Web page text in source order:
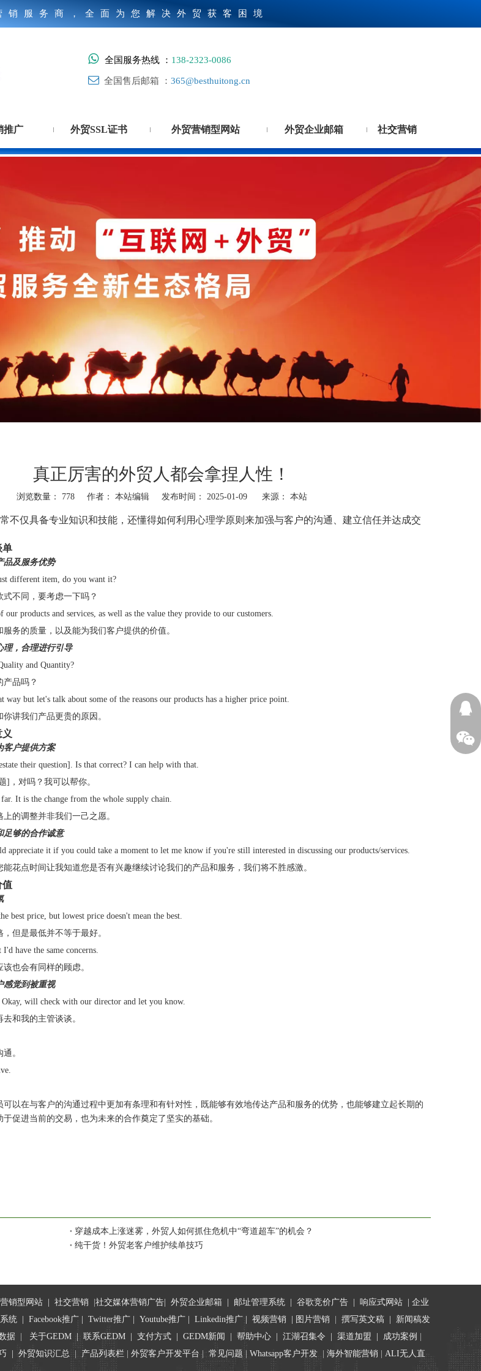
销服务商，全面为您解决外贸获客困境
 全国服务热线 ： 138-2323-0086
 全国售后邮箱 ： 365@besthuitong.cn
推广 外贸SSL证书 外贸营销型网站 外贸企业邮箱 社交营销
真正厉害的外贸人都会拿捏人性！
浏览数量： 778作者： 本站编辑 发布时间： 2025-01-09 来源： 本站
不仅具备专业知识和技能，还懂得如何利用心理学原则来加强与客户的沟通、建立信任并达成交
单
品及服务优势
different item, do you want it?
不同，要考虑一下吗？
products and services, as well as the value they provide to our customers.
务的质量，以及能为我们客户提供的价值。
理，合理进行引导
and Quantity?
产品吗？
way but let's talk about some of the reasons our products has a higher price point.
讲我们产品更贵的原因。
客户提供方案
their question]. Is that correct? I can help with that.
]，对吗？我可以帮你。
It is the change from the whole supply chain.
的调整并非我们一己之愿。
足够的合作诚意
appreciate it if you could take a moment to let me know if you're still interested in discussing our products/services.
花点时间让我知道您是否有兴趣继续讨论我们的产品和服务，我们将不胜感激。
值
best price, but lowest price doesn't mean the best.
但是最低并不等于最好。
have the same concerns.
也会有同样的顾虑。
感觉到被重视
will check with our director and let you know.
和我的主管谈谈。
。
以在与客户的沟通过程中更加有条理和有针对性，既能够有效地传达产品和服务的优势，也能够建立起长期的
促进当前的交易，也为未来的合作奠定了坚实的基础。
穿越成本上涨迷雾，外贸人如何抓住危机中“弯道超车”的机会？
纯干货！外贸老客户维护续单技巧
销型网站 社交营销 社交媒体营销广告 外贸企业邮箱 邮址管理系统 谷歌竞价广告 响应式网站
企业
统 Facebook推广 Twitter推广 Youtube推广 Linkedin推广 视频营销 图片营销 撰写英文稿
新闻稿发
据 关于GEDM | 联系GEDM 支付方式 GEDM新闻 帮助中心 江湖召集令 | 渠道加盟 | 成功案例
外贸知识汇总 产品列表栏 外贸客户开发平台 | 常见问题 Whatsapp客户开发 海外智能营销
ALI无人直